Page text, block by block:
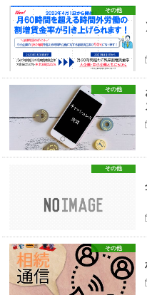
その他
その他
その他
その他